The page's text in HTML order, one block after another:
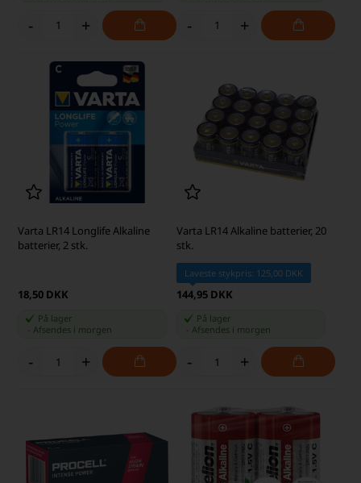
- + - +
Varta LR14 Longlife Alkaline
batterier, 2 stk.
18,50 DKK
På lager
-Afsendes i morgen
- +
Varta LR14 Alkaline batterier, 20
stk.
Laveste stykpris: 125,00 DKK
144,95 DKK
På lager
Afsendes i morgen
- +